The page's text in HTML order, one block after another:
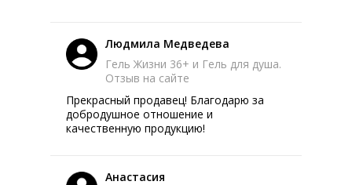
Людмила Медведева
Прекрасный продавец! Благодарю за
добродушное отношение и
качественную продукцию!
Гель Жизни 36+ и Гель для душа.
Отзыв на сайте
Анастасия